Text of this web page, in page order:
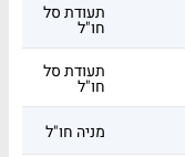
תעודת סל
חו"ל
תעודת סל
חו"ל
מניה חו"ל